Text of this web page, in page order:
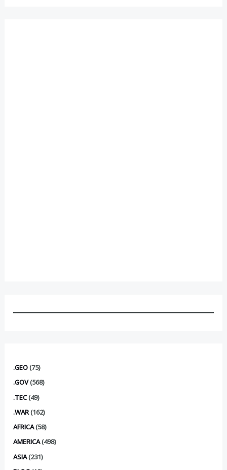
.GEO(75)
.GOV(568)
.TEC(49)
.WAR(162)
AFRICA(58)
AMERICA(498)
ASIA(231)